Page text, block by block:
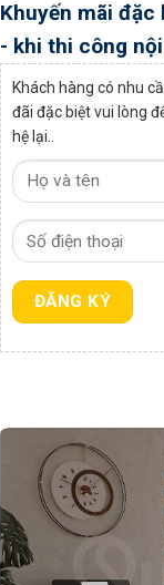
Khuyến mãi đặc
- khi thi công
Khách hàng có nhu
đãi đặc biệt vui lòng
hệ lại..